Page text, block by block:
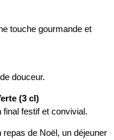
touche gourmande et
douceur.
(3 cl)
final festif et convivial.
de Noël, un déjeuner